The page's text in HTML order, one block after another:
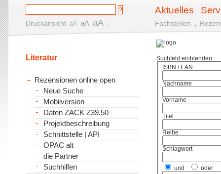
Aktuelles
Druckansicht aA aA aA Fachstellen
Suchfeld einblenden
ISBN / EAN
Nachname
Vorname
Titel
Reihe
Schlagwort
und oder
Literatur
Rezensionen online open
Neue Suche
Mobilversion
Daten ZACK Z39.50
Projektbeschreibung
Schnittstelle | API
OPAC alt
die Partner
Suchhilfen